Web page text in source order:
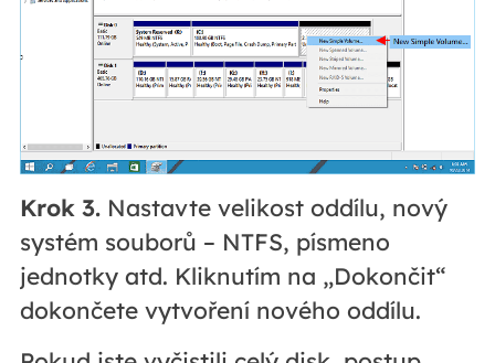
Krok 3.Nastavte velikost oddílu, nový
systém souborů – NTFS, písmeno
jednotky atd. Kliknutím na „Dokončit“
dokončete vytvoření nového oddílu.